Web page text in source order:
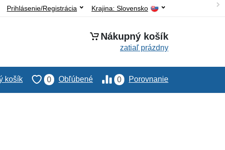
Krajina: Slovensko
Prihlásenie/Registrácia
Nákupný košík
zatiaľ prázdny
0 Porovnanie
0 Obľúbené
košík